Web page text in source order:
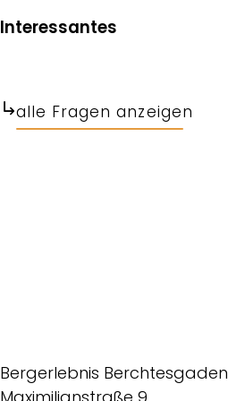
Interessantes
alle Fragen anzeigen
Bergerlebnis Berchtesgaden